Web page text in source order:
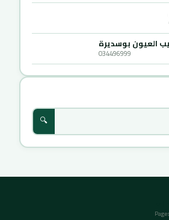
العيون بوسديرة
034496999
🔍